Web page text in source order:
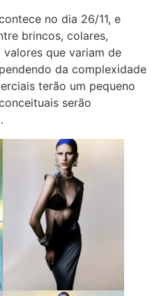
no dia 26/11, e
brincos, colares,
que variam de
da complexidade
terão um pequeno
serão